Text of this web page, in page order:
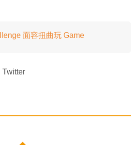
面容扭曲玩 Game
Twitter